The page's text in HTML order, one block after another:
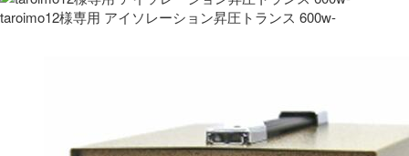
taroimo12様専用 アイソレーション昇圧トランス 600w-